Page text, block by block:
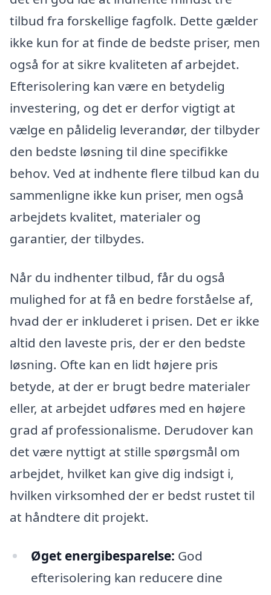
tilbud fra forskellige fagfolk. Dette gælder
ikke kun for at finde de bedste priser, men
også for at sikre kvaliteten af arbejdet.
Efterisolering kan være en betydelig
investering, og det er derfor vigtigt at
vælge en pålidelig leverandør, der tilbyder
den bedste løsning til dine specifikke
behov. Ved at indhente flere tilbud kan du
sammenligne ikke kun priser, men også
arbejdets kvalitet, materialer og
garantier, der tilbydes.
Når du indhenter tilbud, får du også
mulighed for at få en bedre forståelse af,
hvad der er inkluderet i prisen. Det er ikke
altid den laveste pris, der er den bedste
løsning. Ofte kan en lidt højere pris
betyde, at der er brugt bedre materialer
eller, at arbejdet udføres med en højere
grad af professionalisme. Derudover kan
det være nyttigt at stille spørgsmål om
arbejdet, hvilket kan give dig indsigt i,
hvilken virksomhed der er bedst rustet til
at håndtere dit projekt.
Øget energibesparelse: God
efterisolering kan reducere dine